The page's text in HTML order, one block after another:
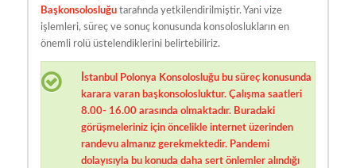
Başkonsolosluğu tarafında yetkilendirilmiştir. Yani vize
işlemleri, süreç ve sonuç konusunda konsoloslukların en
önemli rolü üstelendiklerini belirtebiliriz.
İstanbul Polonya Konsolosluğu bu süreç konusunda
karara varan başkonsolosluktur. Çalışma saatleri
8.00- 16.00 arasında olmaktadır. Buradaki
görüşmeleriniz için öncelikle internet üzerinden
randevu almanız gerekmektedir. Pandemi
dolayısıyla bu konuda daha sert önlemler alındığı